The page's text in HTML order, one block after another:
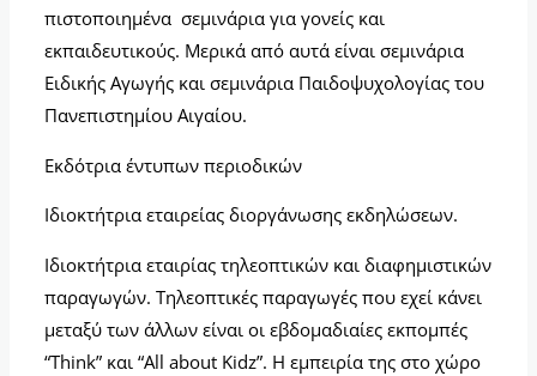
πιστοποιημένα σεμινάρια για γονείς και
εκπαιδευτικούς. Μερικά από αυτά είναι σεμινάρια
Ειδικής Αγωγής και σεμινάρια Παιδοψυχολογίας του
Πανεπιστημίου Αιγαίου.
Εκδότρια έντυπων περιοδικών
Ιδιοκτήτρια εταιρείας διοργάνωσης εκδηλώσεων.
Ιδιοκτήτρια εταιρίας τηλεοπτικών και διαφημιστικών
παραγωγών. Τηλεοπτικές παραγωγές που εχεί κάνει
μεταξύ των άλλων είναι οι εβδομαδιαίες εκπομπές
“Think” και “All about Kidz”. Η εμπειρία της στο χώρο